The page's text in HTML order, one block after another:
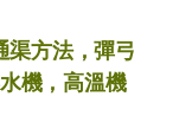
渠方法，彈弓
機，高溫機